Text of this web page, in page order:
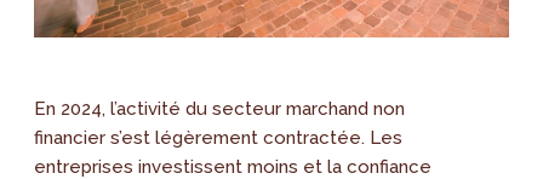
En 2024, l’activité du secteur marchand non
financier s’est légèrement contractée. Les
entreprises investissent moins et la confiance